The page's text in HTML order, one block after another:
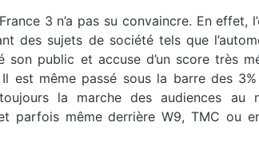
3 n’a pas su convaincre. En effet,
des sujets de société tels que
son public et accuse d’un score très
est même passé sous la barre des
la marche des audiences au
parfois même derrière W9, TMC ou